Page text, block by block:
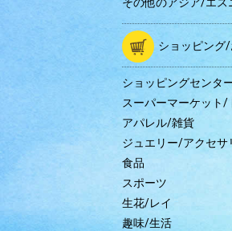
その他のアジア/エス
ショッピング
ショッピングセンタ
スーパーマーケット/
アパレル/雑貨
ジュエリー/アクセサ
食品
スポーツ
生花/レイ
趣味/生活